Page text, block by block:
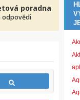
poradna
odpovědi